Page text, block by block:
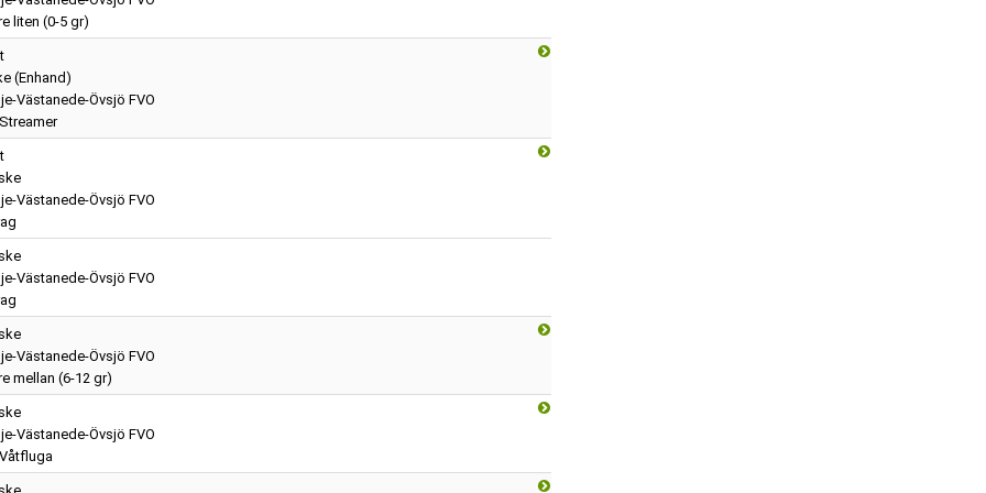
liten (0-5 gr)
(Enhand)
Västanede-Övsjö FVO
Västanede-Övsjö FVO
Västanede-Övsjö FVO
Västanede-Övsjö FVO
mellan (6-12 gr)
Västanede-Övsjö FVO